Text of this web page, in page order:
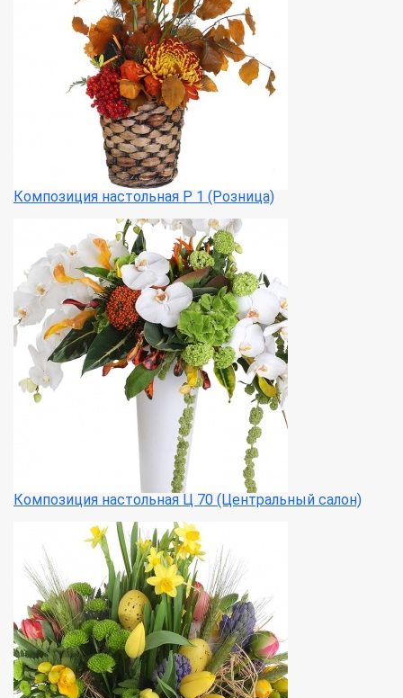
Композиция настольная Р 1 (Розница)
Композиция настольная Ц 70 (Центральный салон)